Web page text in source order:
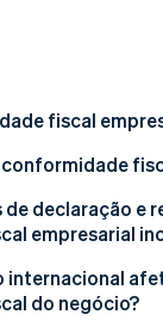
App
fiscal
corporativo
de
declaração e
empresarial
internacional
do negócio?